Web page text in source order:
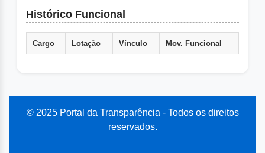
Histórico Funcional
Cargo Lotação Vínculo Mov. Funcional
© 2025 Portal da Transparência - Todos os direitos
reservados.